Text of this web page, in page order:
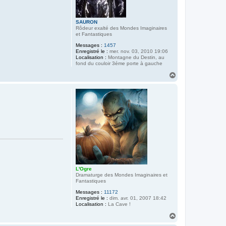
SAURON
Rôdeur exalté des Mondes Imaginaires
et Fantastiques
Messages : 1457
Enregistré le : mer. nov. 03, 2010 19:06
Localisation : Montagne du Destin, au
fond du couloir 3éme porte à gauche
L'Ogre
Dramaturge des Mondes Imaginaires et
Fantastiques
Messages : 11172
Enregistré le : dim. avr. 01, 2007 18:42
Localisation : La Cave !